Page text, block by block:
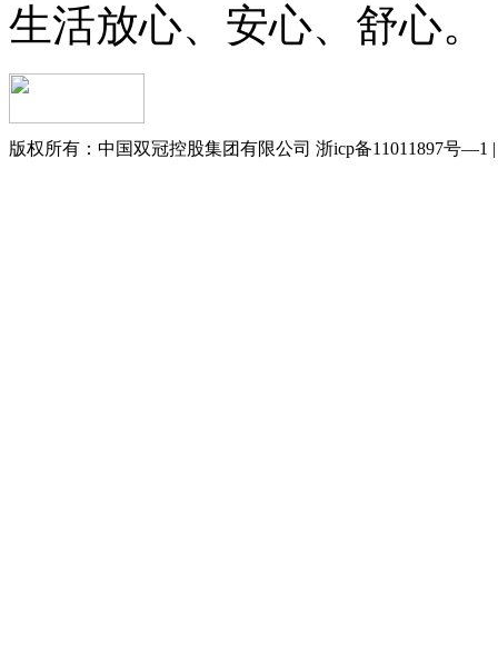
生活放心、安心、舒心。
版权所有：中国双冠控股集团有限公司 浙icp备11011897号—1